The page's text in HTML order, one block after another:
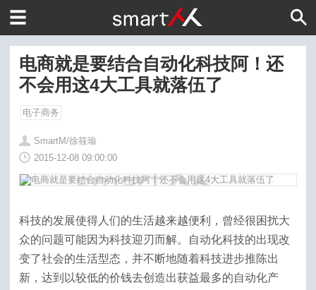
电商就是要结合自动化科技阿！还
不会用这4大工具就落伍了
电子商务
SmartM/徐筱瑜
2015-12-08 09:00:00
科技的发展使得人们的生活越来越便利，曾经很困扰大
众的问题可能因为科技迎刃而解。自动化科技的出现改
变了社会的生活型态，并不断地随着科技进步推陈出
新，达到以较低的价钱去创造出获益最多的自动化产